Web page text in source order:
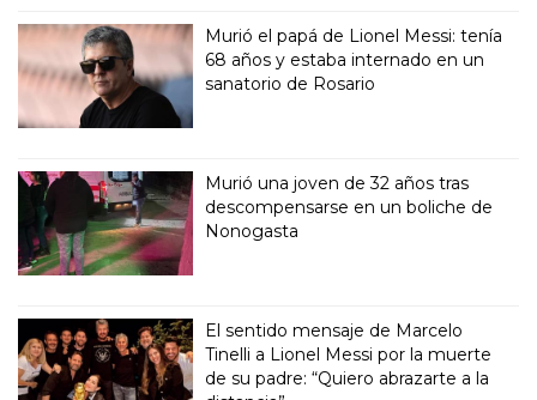
Murió el papá de Lionel Messi: tenía
68 años y estaba internado en un
sanatorio de Rosario
Murió una joven de 32 años tras
descompensarse en un boliche de
Nonogasta
El sentido mensaje de Marcelo
Tinelli a Lionel Messi por la muerte
de su padre: “Quiero abrazarte a la